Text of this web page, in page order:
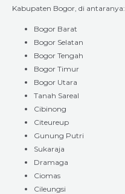
Kabupaten Bogor, di antaranya:
Bogor Barat
Bogor Selatan
Bogor Tengah
Bogor Timur
Bogor Utara
Tanah Sareal
Cibinong
Citeureup
Gunung Putri
Sukaraja
Dramaga
Ciomas
Cileungsi